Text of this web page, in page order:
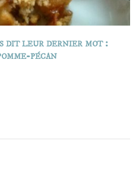
dit leur dernier mot :
pécan